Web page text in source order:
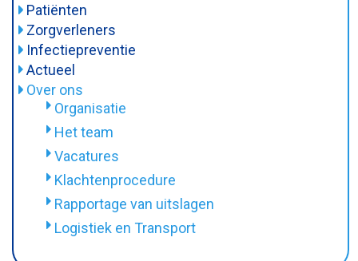
Patiënten
Onderzoeken
Behandeling
Zelftest
Tarieven
Doorlooptijden
Materiaal inleveren en bloedprikken
Privacy
Afname-instructies
Folders & links
Zorgverleners
Consulten
Cito-aanvraag
Afnamemateriaal
Doorlooptijden
Diagnostische toets overleg
Aanvraagformulier en instructies
Folders & links
Infectiepreventie
MRSA
BRMO
Informatiefolders
Actueel
Over ons
Organisatie
Het team
Vacatures
Klachtenprocedure
Rapportage van uitslagen
Logistiek en Transport